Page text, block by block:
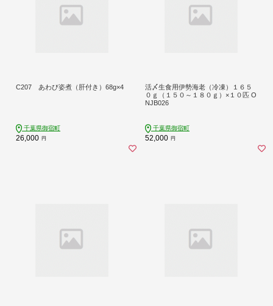
C207 あわび姿煮（肝付き）68g×4
千葉県御宿町
26,000 円
活〆生食用伊勢海老（冷凍）１６５
０ｇ（１５０～１８０ｇ）×１０匹 O
NJB026
千葉県御宿町
52,000 円